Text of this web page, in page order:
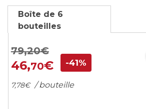
of
the
images
Boîte de 6
bouteilles
79,20€
46,70€ -41%
7,78€ / bouteille